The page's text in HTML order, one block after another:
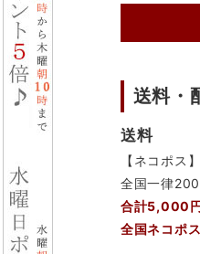
送料・
送料
【ネコポス】
全国一律
合計5,000
全国ネコポ